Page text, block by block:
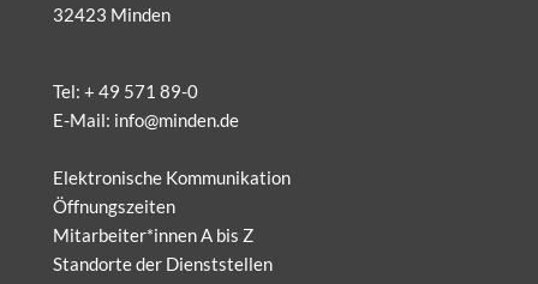
32423 Minden
Tel: + 49 571 89-0
E-Mail: info@minden.de
Elektronische Kommunikation
Öffnungszeiten
Mitarbeiter*innen A bis Z
Standorte der Dienststellen